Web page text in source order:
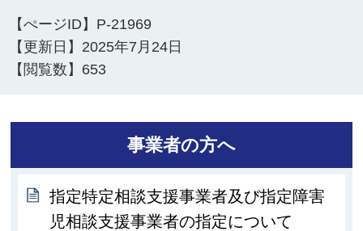
【ぺージID】 P-21969
【更新日】 2025年7月24日
【閲覧数】 653
事業者の方へ
指定特定相談支援事業者及び指定障害
児相談支援事業者の指定について